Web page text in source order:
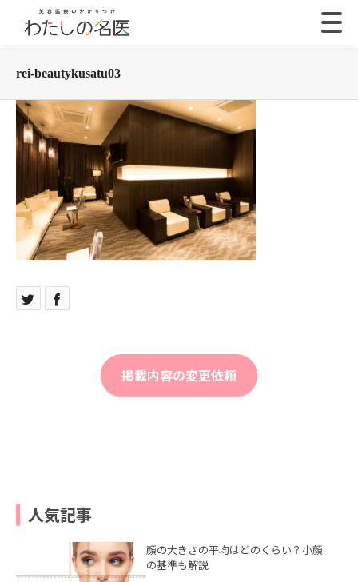
rei-beautykusatu03
掲載内容の変更依頼
人気記事
顔の大きさの平均はどのくらい？小顔
の基準も解説